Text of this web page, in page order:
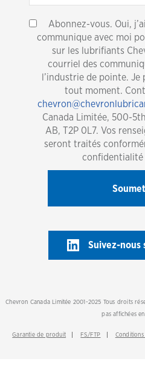
Abonnez-vous. Oui,
communique avec moi
sur les lubrifiants
courriel des
l’industrie de pointe. Je
tout moment.
Canada Limitée, 500-
AB, T2P 0L7. Vos
seront traités
confidentialité
Suivez-nous
Chevron Canada Limitée 2001-2025 Tous droits
pas affichées
Garantie de produit FS/FTP Conditions